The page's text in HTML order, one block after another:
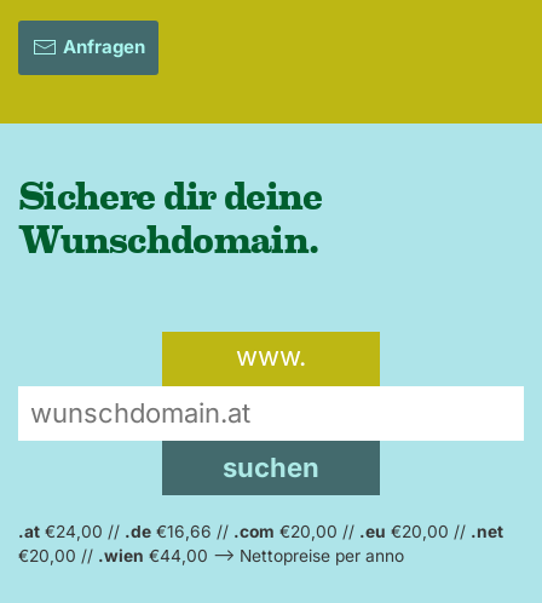
Anfragen
Sichere dir deine
Wunschdomain.
www.
.at €24,00 // .de €16,66 // .com €20,00 // .eu €20,00 // .net
€20,00 // .wien €44,00 –> Nettopreise per anno